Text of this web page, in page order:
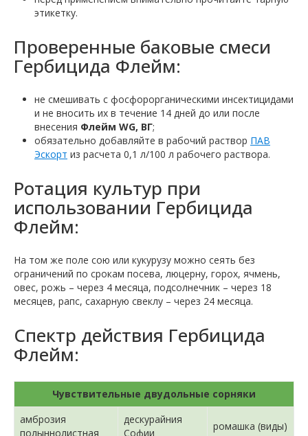
этикетку.
Проверенные баковые смеси
Гербицида Флейм:
не смешивать с фосфорорганическими инсектицидами
и не вносить их в течение 14 дней до или после
внесения Флейм WG, ВГ;
обязательно добавляйте в рабочий раствор ПАВ
Эскорт из расчета 0,1 л/100 л рабочего раствора.
Ротация культур при
использовании Гербицида
Флейм:
На том же поле сою или кукурузу можно сеять без
ограничений по срокам посева, люцерну, горох, ячмень,
овес, рожь – через 4 месяца, подсолнечник – через 18
месяцев, рапс, сахарную свеклу – через 24 месяца.
Спектр действия Гербицида
Флейм:
Чувствительные двудольные сорняки
амброзия
полыннолистная
дескурайния
Софии
ромашка (виды)